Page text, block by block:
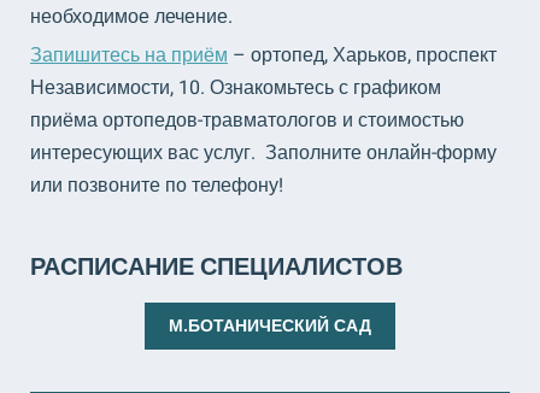
необходимое лечение.
Запишитесь на приём – ортопед, Харьков, проспект
Независимости, 10. Ознакомьтесь с графиком
приёма ортопедов-травматологов и стоимостью
интересующих вас услуг. Заполните онлайн-форму
или позвоните по телефону!
РАСПИСАНИЕ СПЕЦИАЛИСТОВ
М.БОТАНИЧЕСКИЙ САД